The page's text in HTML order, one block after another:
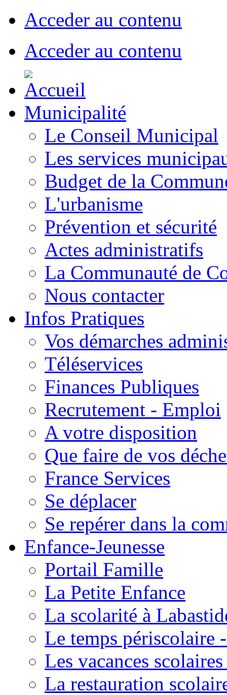
Acceder au contenu
Acceder au contenu
Municipalité
Le Conseil Municipal
Les services
Budget de la
L'urbanisme
Prévention et sécurité
Actes administratifs
La Communauté de
Nous contacter
Infos Pratiques
Vos démarches
Téléservices
Finances Publiques
Recrutement - Emploi
A votre disposition
Que faire de vos
France Services
Se déplacer
Se repérer dans la
Enfance-Jeunesse
Portail Famille
La Petite Enfance
La scolarité à
Le temps périscolaire
Les vacances
La restauration